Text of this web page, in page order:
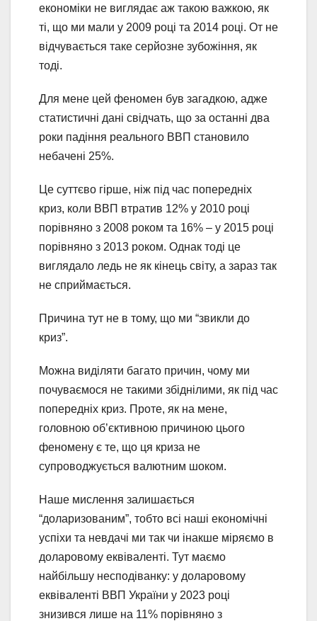
економіки не виглядає аж такою важкою, як
ті, що ми мали у 2009 році та 2014 році. От не
відчувається таке серйозне зубожіння, як
тоді.
Для мене цей феномен був загадкою, адже
статистичні дані свідчать, що за останні два
роки падіння реального ВВП становило
небачені 25%.
Це суттєво гірше, ніж під час попередніх
криз, коли ВВП втратив 12% у 2010 році
порівняно з 2008 роком та 16% – у 2015 році
порівняно з 2013 роком. Однак тоді це
виглядало ледь не як кінець світу, а зараз так
не сприймається.
Причина тут не в тому, що ми “звикли до
криз”.
Можна виділяти багато причин, чому ми
почуваємося не такими збіднілими, як під час
попередніх криз. Проте, як на мене,
головною об’єктивною причиною цього
феномену є те, що ця криза не
супроводжується валютним шоком.
Наше мислення залишається
“доларизованим”, тобто всі наші економічні
успіхи та невдачі ми так чи інакше міряємо в
доларовому еквіваленті. Тут маємо
найбільшу несподіванку: у доларовому
еквіваленті ВВП України у 2023 році
знизився лише на 11% порівняно з